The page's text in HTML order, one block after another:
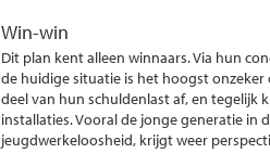
Win-win
Dit plan kent alleen winnaars. Via hun
de huidige situatie is het hoogst
deel van hun schuldenlast af, en
installaties. Vooral de jonge generatie
jeugdwerkeloosheid, krijgt weer